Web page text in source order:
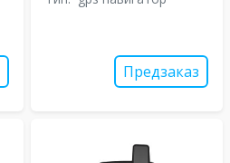
Предзаказ